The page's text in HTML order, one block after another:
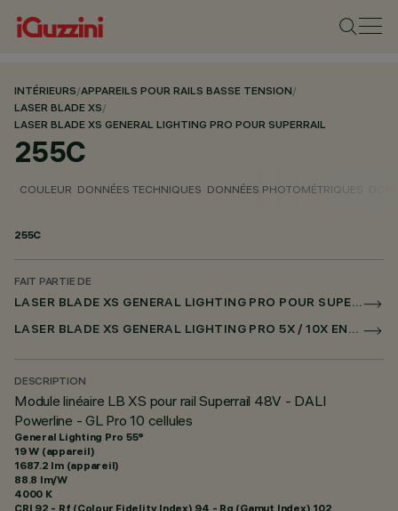
INTÉRIEURS/APPAREILS POUR RAILS BASSE TENSION/
LASER BLADE XS/
LASER BLADE XS GENERAL LIGHTING PRO POUR SUPERRAIL
255C
COULEUR DONNÉES TECHNIQUES DONNÉES PHOTOMÉTRIQUES
255C
FAIT PARTIE DE
LASER BLADE XS GENERAL LIGHTING PRO POUR SUPERRAIL
LASER BLADE XS GENERAL LIGHTING PRO 5X / 10X ENCASTRÉ POUR SUPERRAIL DALI POWERLINE
DESCRIPTION
Module linéaire LB XS pour rail Superrail 48V - DALI
Powerline - GL Pro 10 cellules
General Lighting Pro 55°
19 W (appareil)
1687.2 lm (appareil)
88.8 lm/W
4000 K
CRI 92 - Rf (Colour Fidelity Index) 94 - Rg (Gamut Index) 102